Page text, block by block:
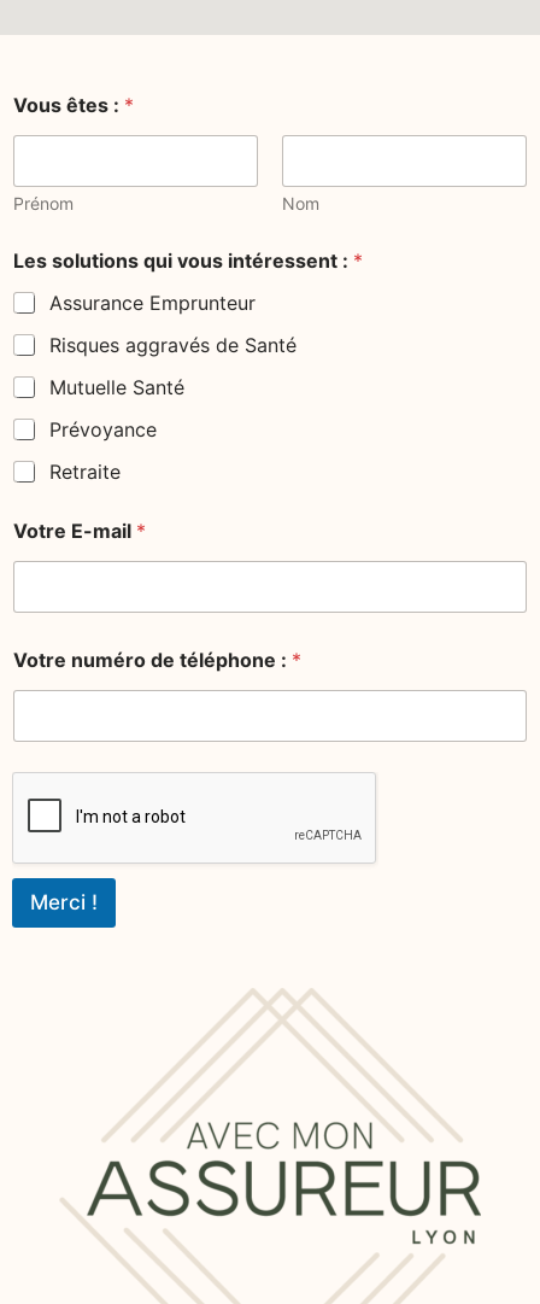
Vous êtes : *
Prénom Nom
Les solutions qui vous intéressent : *
Assurance Emprunteur
Risques aggravés de Santé
Mutuelle Santé
Prévoyance
Retraite
Votre E-mail *
Votre numéro de téléphone : *
Merci !